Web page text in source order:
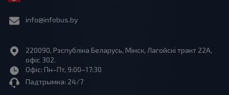
info@infobus.by
220090, Рэспубліка Беларусь, Мінск, Лагойскі тракт 22A,
офіс 302.
Офіс: Пн–Пт, 9:00–17:30
Падтрымка: 24/7